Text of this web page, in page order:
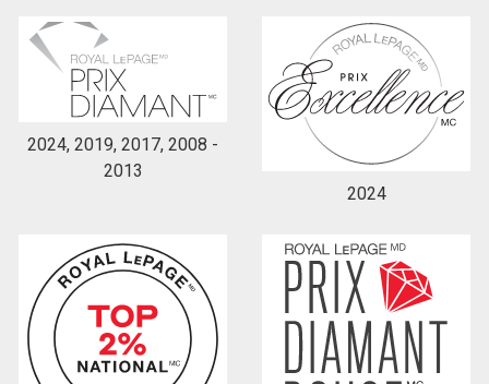
En cliquant sur le bouton « soumettre », vous
nous fournissez l'autorisation écrite de
communiquer avec vous.
2024, 2019, 2017, 2008 -
2013
2024